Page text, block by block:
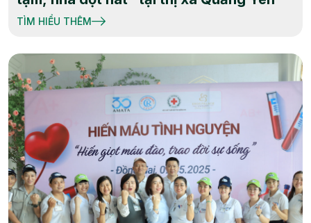
TÌM HIỂU THÊM